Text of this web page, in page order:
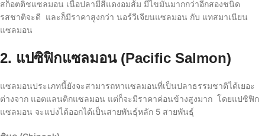
สก็อตติชแซลมอน เนื้อปลามีสีแดงอมส้ม มีไขมันมากกว่าอีกสองชนิด
รสชาติจะดี และก็มีราคาสูงกว่า นอร์วีเจียนแซลมอน กับ แทสมาเนียน
แซลมอน
2. แปซิฟิกแซลมอน (Pacific Salmon)
แซลมอนประเภทนี้ยังจะสามารถหาแซลมอนที่เป็นปลาธรรมชาติได้เยอะ
ต่างจาก แอตแลนติกแซลมอน แต่ก็จะมีราคาค่อนข้างสูงมาก โดยแปซิฟิก
แซลมอน จะแบ่งได้ออกได้เป็นสายพันธุ์หลัก 5 สายพันธุ์